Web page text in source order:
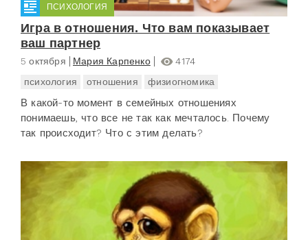
ПСИХОЛОГИЯ
Игра в отношения. Что вам показывает
ваш партнер
5 октября Мария Карпенко
4174
психология
отношения физиогномика
В какой-то момент в семейных отношениях
понимаешь, что все не так как мечталось. Почему
так происходит? Что с этим делать?